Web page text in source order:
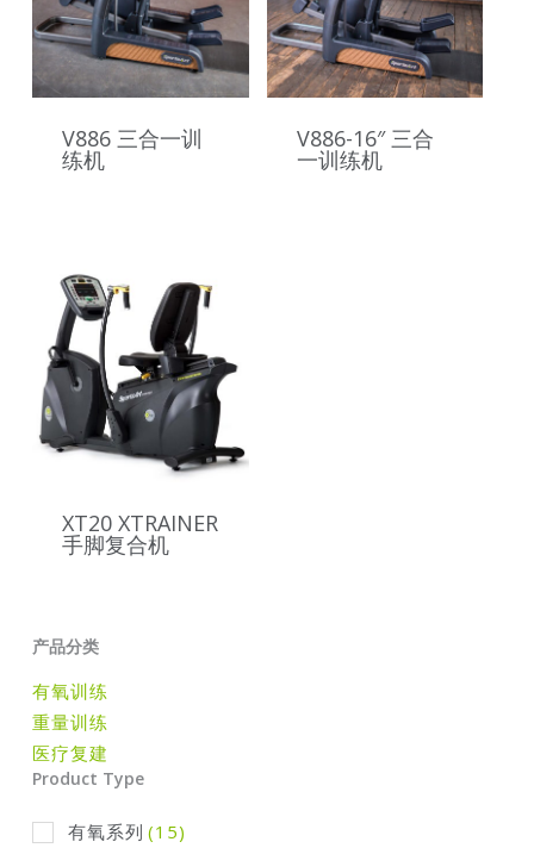
V886 三合一训
练机
V886-16″ 三合
一训练机
XT20 XTRAINER
手脚复合机
产品分类
有氧训练
重量训练
医疗复建
Product Type
有氧系列 (15)